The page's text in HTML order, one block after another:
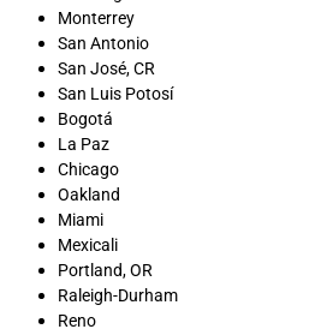
Monterrey
San Antonio
San José, CR
San Luis Potosí
Bogotá
La Paz
Chicago
Oakland
Miami
Mexicali
Portland, OR
Raleigh-Durham
Reno